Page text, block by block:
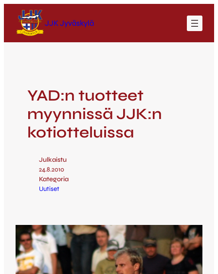
JJK Jyväskylä
YAD:n tuotteet
myynnissä JJK:n
kotiotteluissa
Julkaistu
24.8.2010
Kategoria
Uutiset